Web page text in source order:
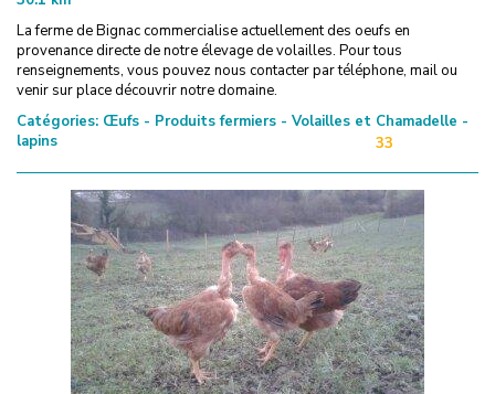
La ferme de Bignac commercialise actuellement des oeufs en
provenance directe de notre élevage de volailles. Pour tous
renseignements, vous pouvez nous contacter par téléphone, mail ou
venir sur place découvrir notre domaine.
Catégories: Œufs - Produits fermiers - Volailles et
lapins
Chamadelle -
33